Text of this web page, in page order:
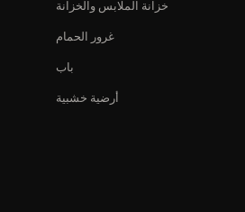
خزانة الملابس والخزانة
غرور الحمام
باب
أرضية خشبية